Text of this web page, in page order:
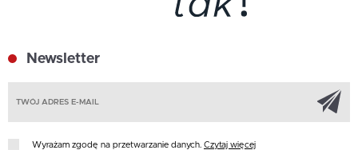
Newsletter
Wyrażam zgodę na przetwarzanie danych. Czytaj więcej